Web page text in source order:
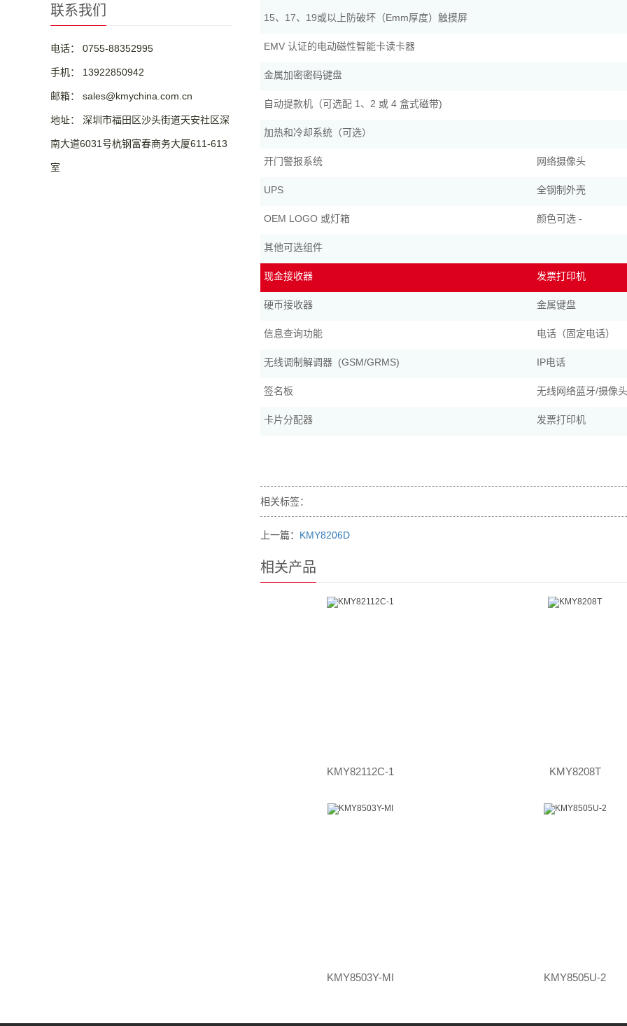
联系我们
电话： 0755-88352995
手机： 13922850942
邮箱： sales@kmychina.com.cn
地址： 深圳市福田区沙头街道天安社区深
南大道6031号杭钢富春商务大厦611-613
室
15、17、19或以上防破坏（Emm厚度）触摸屏
EMV 认证的电动磁性智能卡读卡器
金属加密密码键盘
自动提款机（可选配 1、2 或 4 盒式磁带)
加热和冷却系统（可选）
开门警报系统 网络摄像头
UPS 全钢制外壳
OEM LOGO 或灯箱 颜色可选 -
其他可选组件
现金接收器 发票打印机
硬币接收器 金属键盘
信息查询功能 电话（固定电话）
无线调制解调器 (GSM/GRMS) IP电话
签名板 无线网络蓝牙/摄像头
卡片分配器 发票打印机
相关标签：
上一篇： KMY8206D
相关产品
KMY82112C-1 KMY8208T
KMY8503Y-MI KMY8505U-2